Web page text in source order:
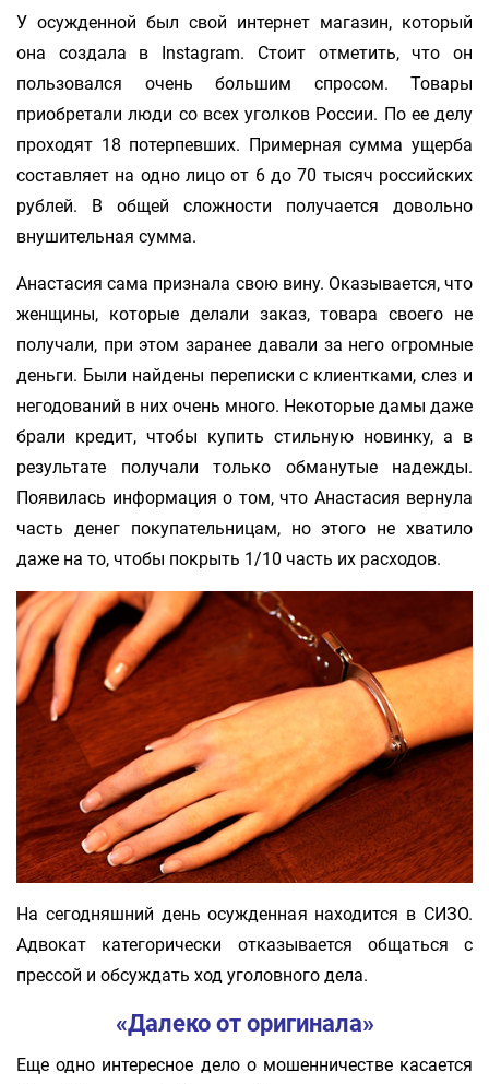
У осужденной был свой интернет магазин, который
она создала в Instagram. Стоит отметить, что он
пользовался очень большим спросом. Товары
приобретали люди со всех уголков России. По ее делу
проходят 18 потерпевших. Примерная сумма ущерба
составляет на одно лицо от 6 до 70 тысяч российских
рублей. В общей сложности получается довольно
внушительная сумма.
Анастасия сама признала свою вину. Оказывается, что
женщины, которые делали заказ, товара своего не
получали, при этом заранее давали за него огромные
деньги. Были найдены переписки с клиентками, слез и
негодований в них очень много. Некоторые дамы даже
брали кредит, чтобы купить стильную новинку, а в
результате получали только обманутые надежды.
Появилась информация о том, что Анастасия вернула
часть денег покупательницам, но этого не хватило
даже на то, чтобы покрыть 1/10 часть их расходов.
На сегодняшний день осужденная находится в СИЗО.
Адвокат категорически отказывается общаться с
прессой и обсуждать ход уголовного дела.
«Далеко от оригинала»
Еще одно интересное дело о мошенничестве касается